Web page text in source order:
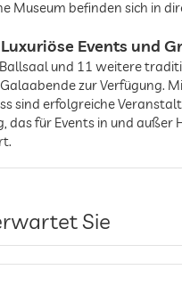
Museum befinden sich in
Events und
und 11 weitere
zur Verfügung.
sind erfolgreiche
das für Events in und
Sie